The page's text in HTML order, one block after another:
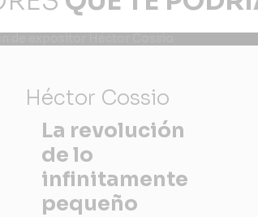
Héctor Cossio
La revolución
de lo
infinitamente
pequeño